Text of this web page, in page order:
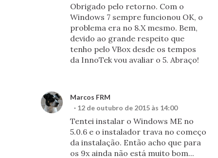
Obrigado pelo retorno. Com o
Windows 7 sempre funcionou OK, o
problema era no 8.X mesmo. Bem,
devido ao grande respeito que
tenho pelo VBox desde os tempos
da InnoTek vou avaliar o 5. Abraço!
Marcos FRM
12 de outubro de 2015 às 14:00
Tentei instalar o Windows ME no
5.0.6 e o instalador trava no começo
da instalação. Então acho que para
os 9x ainda não está muito bom...